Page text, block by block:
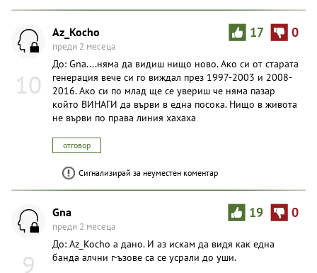
10
17 0
Az_Kocho
преди 2 месеца
До: Gna....няма да видиш нищо ново. Ако си от старата
генерация вече си го виждал през 1997-2003 и 2008-
2016. Ако си по млад ще се увериш че няма пазар
който ВИНАГИ да върви в една посока. Нищо в живота
не върви по права линия хахаха
отговор
Сигнализирай за неуместен коментар
9
19 0
Gna
преди 2 месеца
До: Az_Kocho а дано. И аз искам да видя как една
банда алчни г-ъзове са се усрали до уши.